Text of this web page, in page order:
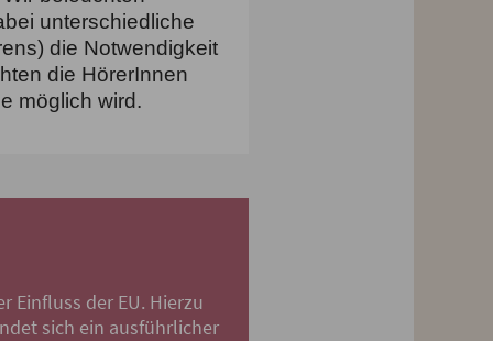
unterschiedliche
die Notwendigkeit
die HörerInnen
möglich wird.
Einfluss der EU. Hierzu
sich ein ausführlicher